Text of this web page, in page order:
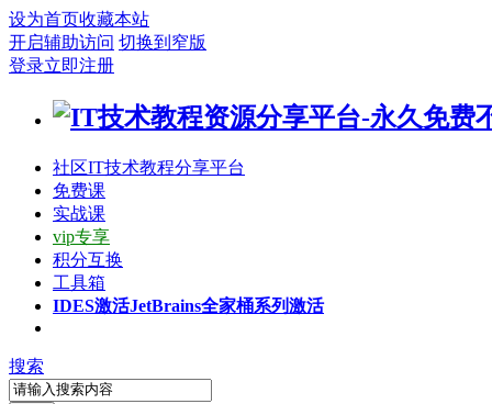
设为首页收藏本站
开启辅助访问 切换到窄版
登录立即注册
社区IT技术教程分享平台
免费课
实战课
vip专享
积分互换
工具箱
IDES激活JetBrains全家桶系列激活
搜索